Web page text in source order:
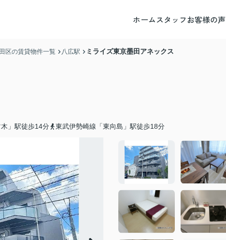
ホームスタッフお客様の声
区の賃貸物件一覧 八広駅 ミライズ東京墨田アネックス
」駅徒歩14分 東武伊勢崎線「東向島」駅徒歩18分